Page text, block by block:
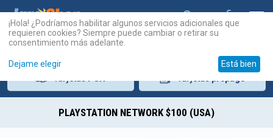
PLAYSTATION NETWORK $100 (USA)
¡Hola! ¿Podríamos habilitar algunos servicios adicionales que
requieren cookies? Siempre puede cambiar o retirar su
consentimiento más adelante.
Dejame elegir Está bien